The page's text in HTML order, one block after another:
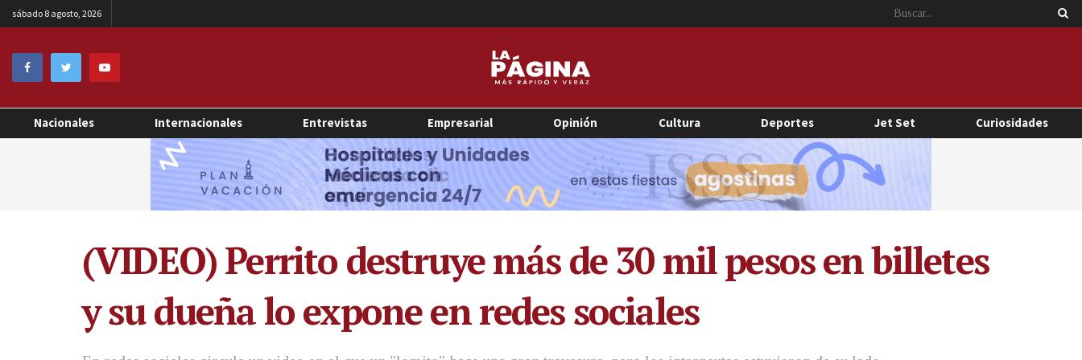
sábado 8 agosto, 2026
Nacionales Internacionales Entrevistas Empresarial Opinión Cultura Deportes Jet Set Curiosidades
(VIDEO) Perrito destruye más de 30 mil pesos en billetes
y su dueña lo expone en redes sociales